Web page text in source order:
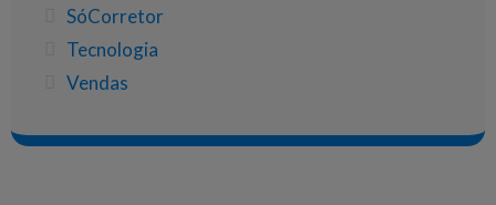
SóCorretor
Tecnologia
Vendas